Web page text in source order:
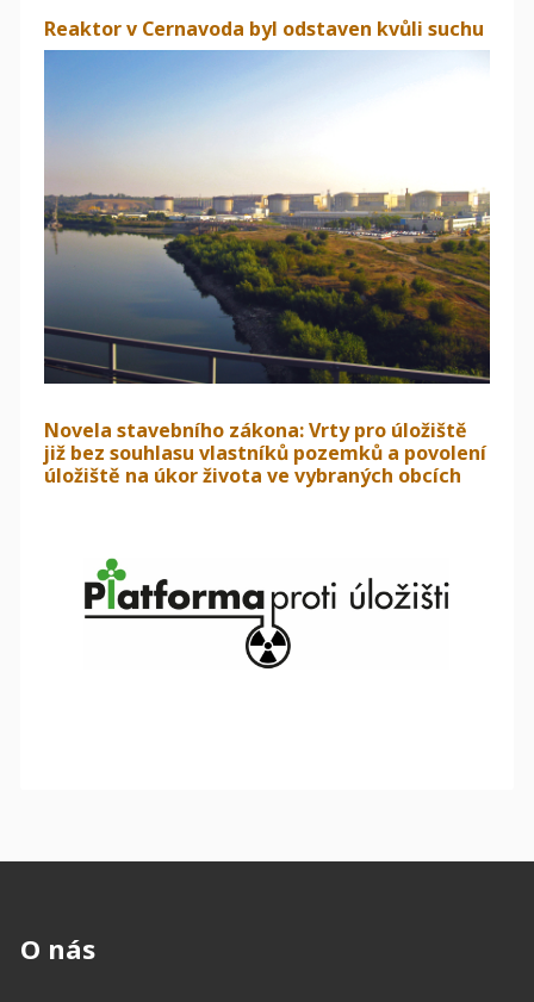
Reaktor v Cernavoda byl odstaven kvůli suchu
Novela stavebního zákona: Vrty pro úložiště
již bez souhlasu vlastníků pozemků a povolení
úložiště na úkor života ve vybraných obcích
O nás